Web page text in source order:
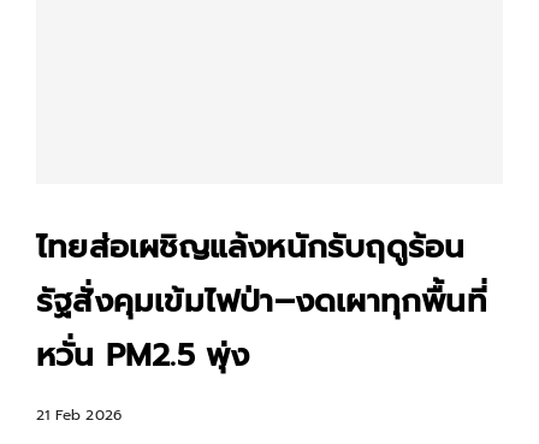
ไทยส่อเผชิญแล้งหนักรับฤดูร้อน
รัฐสั่งคุมเข้มไฟป่า–งดเผาทุกพื้นที่
หวั่น PM2.5 พุ่ง
21 Feb 2026